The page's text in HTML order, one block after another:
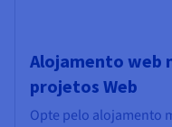
Alojamento web
projetos Web
Opte pelo alojamento